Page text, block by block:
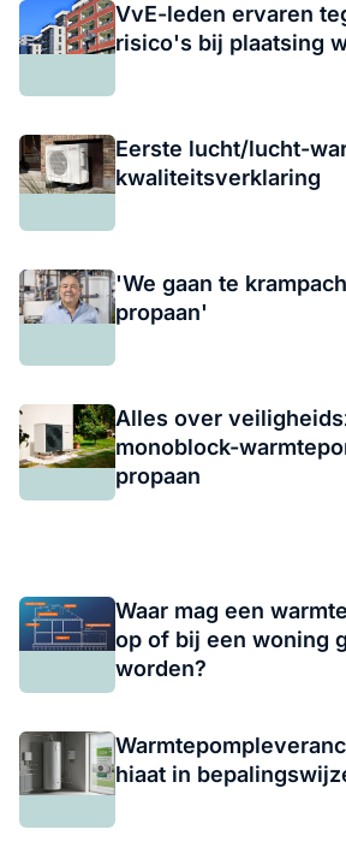
VvE-leden ervaren
risico's bij plaatsing
Eerste lucht/lucht-
kwaliteitsverklaring
'We gaan te
propaan'
Alles over
monoblock-
propaan
Waar mag een
op of bij een woning
worden?
hiaat in